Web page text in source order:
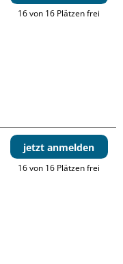
16 von 16 Plätzen frei
jetzt anmelden
16 von 16 Plätzen frei